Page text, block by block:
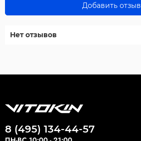
Добавить отзыв
Нет отзывов
8 (495) 134-44-57